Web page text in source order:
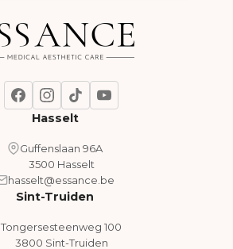
Hasselt
Guffenslaan 96A
3500 Hasselt
hasselt@essance.be
Sint-Truiden
Tongersesteenweg 100
3800 Sint-Truiden